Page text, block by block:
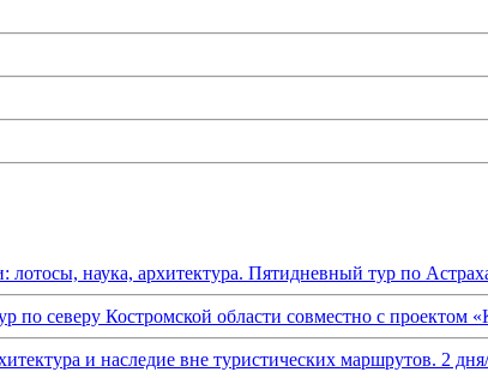
наука, архитектура. Пятидневный тур по
по северу Костромской области совместно с проектом
и наследие вне туристических маршрутов. 2